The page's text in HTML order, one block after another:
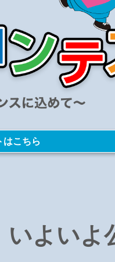
はこちら
よいよ